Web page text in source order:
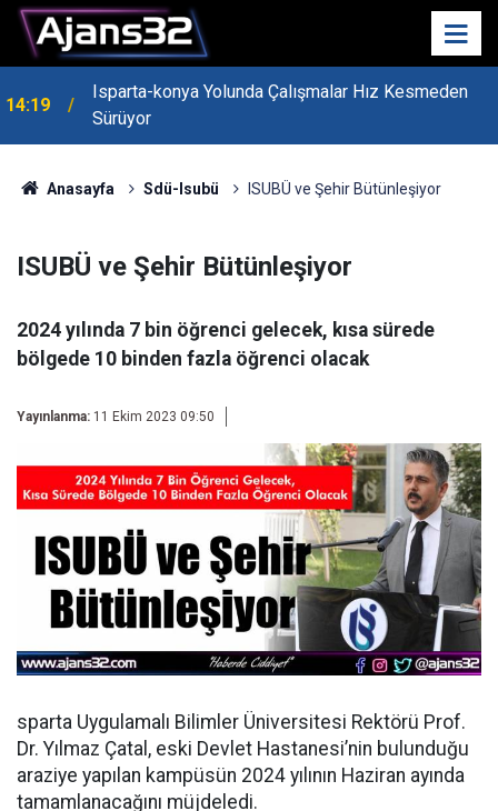
14:19
Isparta-konya Yolunda Çalışmalar Hız Kesmeden
Sürüyor
Anasayfa Sdü-Isubü ISUBÜ ve Şehir Bütünleşiyor
ISUBÜ ve Şehir Bütünleşiyor
2024 yılında 7 bin öğrenci gelecek, kısa sürede
bölgede 10 binden fazla öğrenci olacak
Yayınlanma: 11 Ekim 2023 09:50
sparta Uygulamalı Bilimler Üniversitesi Rektörü Prof.
Dr. Yılmaz Çatal, eski Devlet Hastanesi’nin bulunduğu
araziye yapılan kampüsün 2024 yılının Haziran ayında
tamamlanacağını müjdeledi.